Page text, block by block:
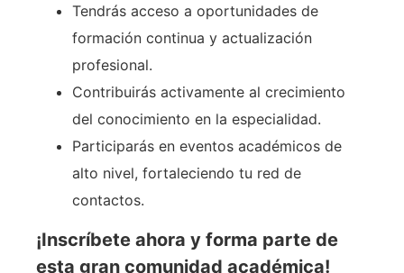
Tendrás acceso a oportunidades de
formación continua y actualización
profesional.
Contribuirás activamente al crecimiento
del conocimiento en la especialidad.
Participarás en eventos académicos de
alto nivel, fortaleciendo tu red de
contactos.
¡Inscríbete ahora y forma parte de
esta gran comunidad académica!